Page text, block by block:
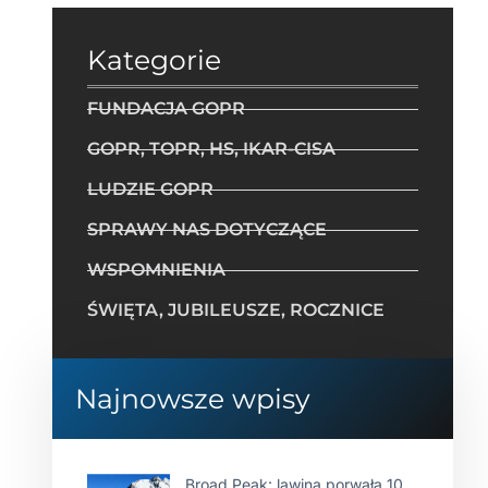
Kategorie
FUNDACJA GOPR
GOPR, TOPR, HS, IKAR-CISA
LUDZIE GOPR
SPRAWY NAS DOTYCZĄCE
WSPOMNIENIA
ŚWIĘTA, JUBILEUSZE, ROCZNICE
Najnowsze wpisy
Broad Peak: lawina porwała 10